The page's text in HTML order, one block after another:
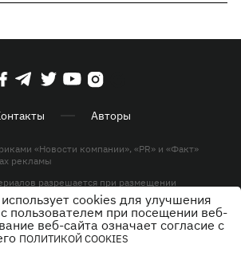
Авторы
«Новости компании», «PR» и «Факт»
рекламы
разрешается при размещении
на KP.UA в первом абзаце.
Все права защищены.
cookies для улучшения
пользователем при посещении веб-
веб-сайта означает согласие с
ПОЛИТИКОЙ COOKIES